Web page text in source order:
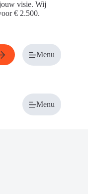
visie. Wij
€ 2.500.
Over ons
Menu
Menu